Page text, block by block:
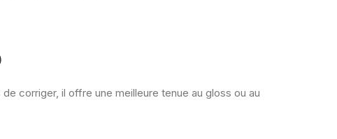
corriger, il offre une meilleure tenue au gloss ou au